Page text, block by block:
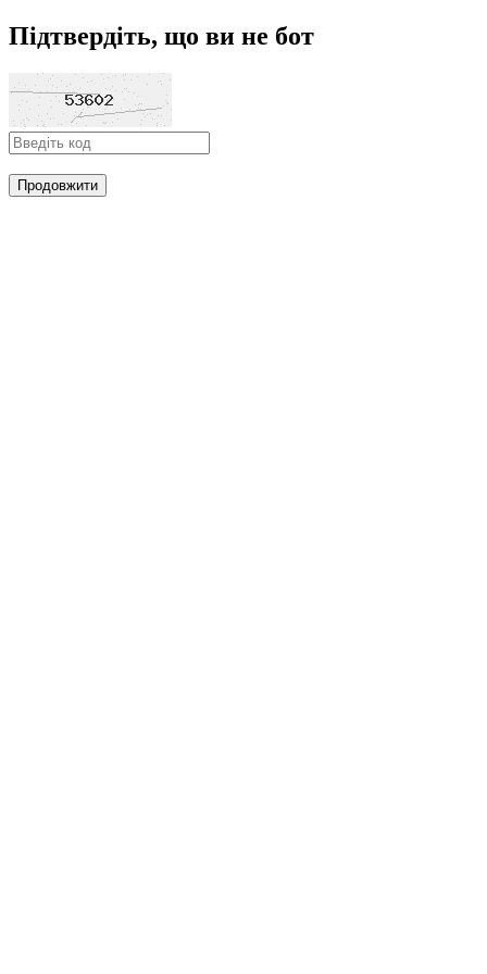
Підтвердіть, що ви не бот
Продовжити